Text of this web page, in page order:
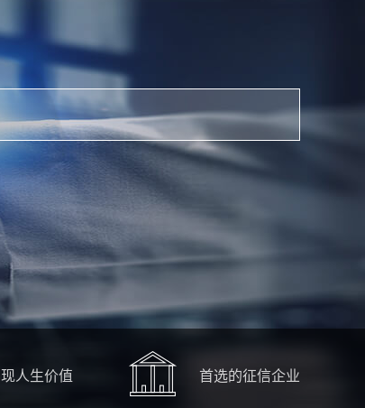
人生价值 首选的征信企业